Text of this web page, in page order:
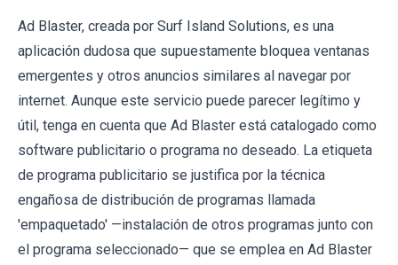
Ad Blaster, creada por Surf Island Solutions, es una
aplicación dudosa que supuestamente bloquea ventanas
emergentes y otros anuncios similares al navegar por
internet. Aunque este servicio puede parecer legítimo y
útil, tenga en cuenta que Ad Blaster está catalogado como
software publicitario o programa no deseado. La etiqueta
de programa publicitario se justifica por la técnica
engañosa de distribución de programas llamada
'empaquetado' —instalación de otros programas junto con
el programa seleccionado— que se emplea en Ad Blaster